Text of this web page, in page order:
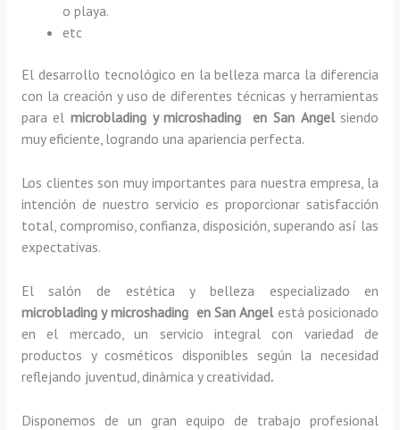
o playa.
etc
El desarrollo tecnológico en la belleza marca la diferencia
con la creación y uso de diferentes técnicas y herramientas
para elmicroblading y microshading en San Angelsiendo
muy eficiente, logrando una apariencia perfecta.
Los clientes son muy importantes para nuestra empresa, la
intención de nuestro servicio es proporcionar satisfacción
total, compromiso, confianza, disposición, superando así las
expectativas.
El salón de estética y belleza especializado en
microblading y microshading en San Angelestá posicionado
en el mercado, un servicio integral con variedad de
productos y cosméticos disponibles según la necesidad
reflejando juventud, dinámica y creatividad.
Disponemos de un gran equipo de trabajo profesional